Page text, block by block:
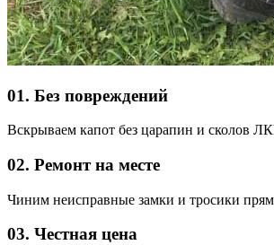
01. Без повреждений
Вскрываем капот без царапин и сколов
02. Ремонт на месте
Чиним неисправные замки и тросики
03. Честная цена